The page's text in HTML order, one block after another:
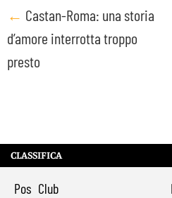
Post
navigation
← Castan-Roma: una storia
d’amore interrotta troppo
presto
CLASSIFICA
Pos Club